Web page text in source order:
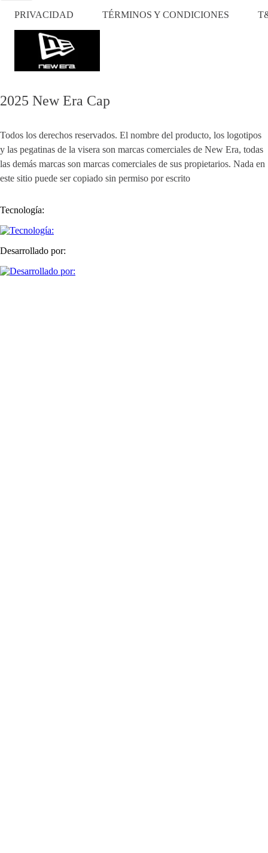
PRIVACIDAD TÉRMINOS Y CONDICIONES
2025 New Era Cap
Todos los derechos reservados. El nombre del producto, los logotipos
y las pegatinas de la visera son marcas comerciales de New Era, todas
las demás marcas son marcas comerciales de sus propietarios. Nada en
este sitio puede ser copiado sin permiso por escrito
Tecnología:
Desarrollado por: